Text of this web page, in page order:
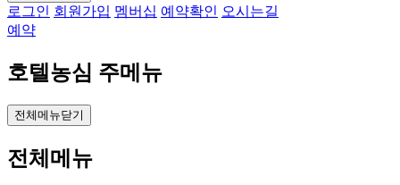
로그인 회원가입 멤버십 예약확인 오시는길
예약
호텔농심 주메뉴
전체메뉴닫기
전체메뉴